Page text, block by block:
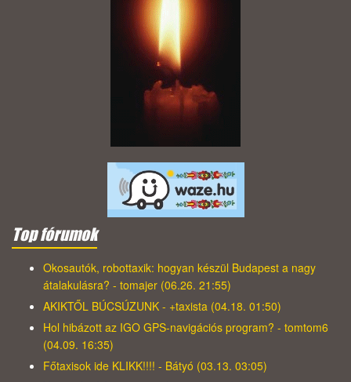
Top fórumok
Okosautók, robottaxik: hogyan készül Budapest a nagy
átalakulásra? - tomajer (06.26. 21:55)
AKIKTŐL BÚCSÚZUNK - +taxista (04.18. 01:50)
Hol hibázott az IGO GPS-navigációs program? - tomtom6
(04.09. 16:35)
Főtaxisok ide KLIKK!!!! - Bátyó (03.13. 03:05)